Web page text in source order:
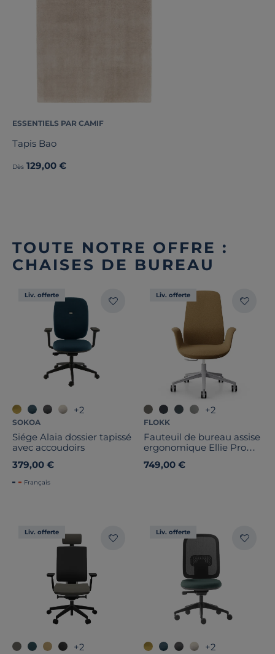
ESSENTIELS PAR CAMIF
Tapis Bao
Dès 129,00 €
TOUTE NOTRE OFFRE :
CHAISES DE BUREAU
Liv. offerte
+2
SOKOA
Siége Alaia dossier tapissé
avec accoudoirs
379,00 €
Français
Liv. offerte
+2
FLOKK
Fauteuil de bureau assise
ergonomique Ellie Pro
749,00 €
Liv. offerte
+2
Liv. offerte
+2